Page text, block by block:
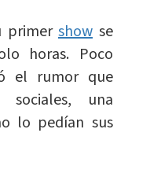
primer show se
horas. Poco
el rumor que
sociales, una
lo pedían sus